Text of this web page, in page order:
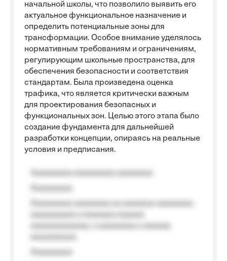
начальной школы, что позволило выявить его
актуальное функциональное назначение и
определить потенциальные зоны для
трансформации. Особое внимание уделялось
нормативным требованиям и ограничениям,
регулирующим школьные пространства, для
обеспечения безопасности и соответствия
стандартам. Была произведена оценка
трафика, что является критически важным
для проектирования безопасных и
функциональных зон. Целью этого этапа было
создание фундамента для дальнейшей
разработки концепции, опираясь на реальные
условия и предписания.